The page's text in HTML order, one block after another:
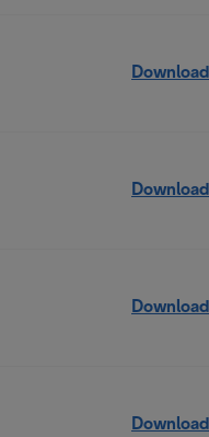
Download
Download
Download
Download